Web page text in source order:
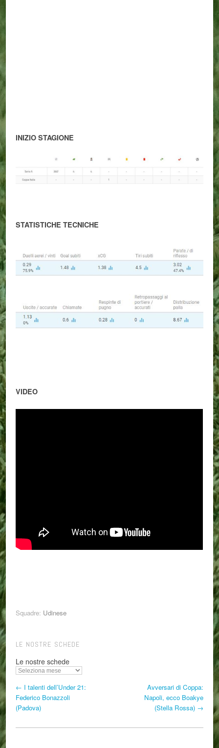
INIZIO STAGIONE
STATISTICHE TECNICHE
VIDEO
Squadre: Udinese
LE NOSTRE SCHEDE
Le nostre schede
← I talenti dell’Under 21:
Federico Bonazzoli
(Padova)
Avversari di Coppa:
Napoli, ecco Boakye
(Stella Rossa) →